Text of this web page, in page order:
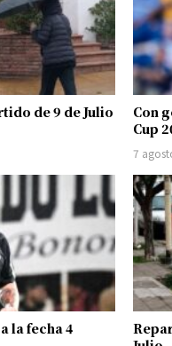
de 9 de Julio
Con
Cup
7
la fecha 4